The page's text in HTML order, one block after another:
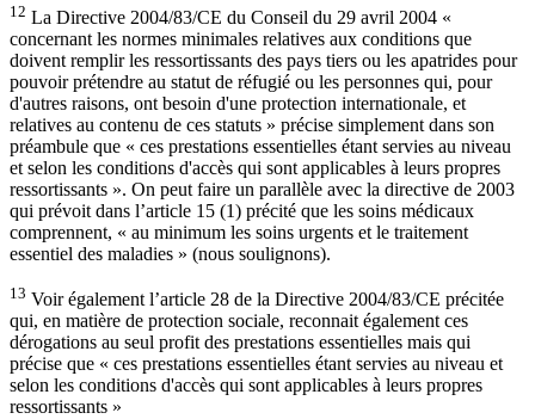
12 La Directive 2004/83/CE du Conseil du 29 avril 2004 «
concernant les normes minimales relatives aux conditions que
doivent remplir les ressortissants des pays tiers ou les apatrides pour
pouvoir prétendre au statut de réfugié ou les personnes qui, pour
d'autres raisons, ont besoin d'une protection internationale, et
relatives au contenu de ces statuts » précise simplement dans son
préambule que « ces prestations essentielles étant servies au niveau
et selon les conditions d'accès qui sont applicables à leurs propres
ressortissants ». On peut faire un parallèle avec la directive de 2003
qui prévoit dans l’article 15 (1) précité que les soins médicaux
comprennent, « au minimum les soins urgents et le traitement
essentiel des maladies » (nous soulignons).
13 Voir également l’article 28 de la Directive 2004/83/CE précitée
qui, en matière de protection sociale, reconnait également ces
dérogations au seul profit des prestations essentielles mais qui
précise que « ces prestations essentielles étant servies au niveau et
selon les conditions d'accès qui sont applicables à leurs propres
ressortissants »